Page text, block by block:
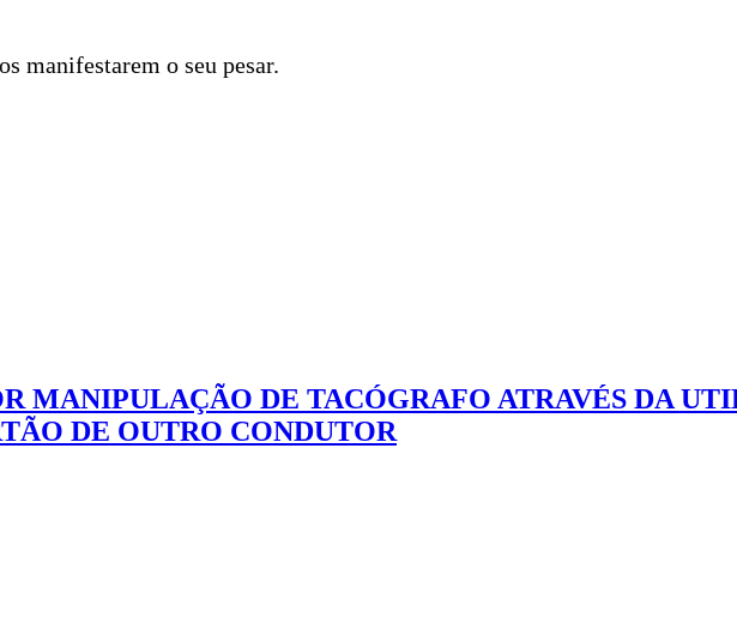
manifestarem o seu pesar.
MANIPULAÇÃO DE TACÓGRAFO ATRAVÉS DA
DE OUTRO CONDUTOR